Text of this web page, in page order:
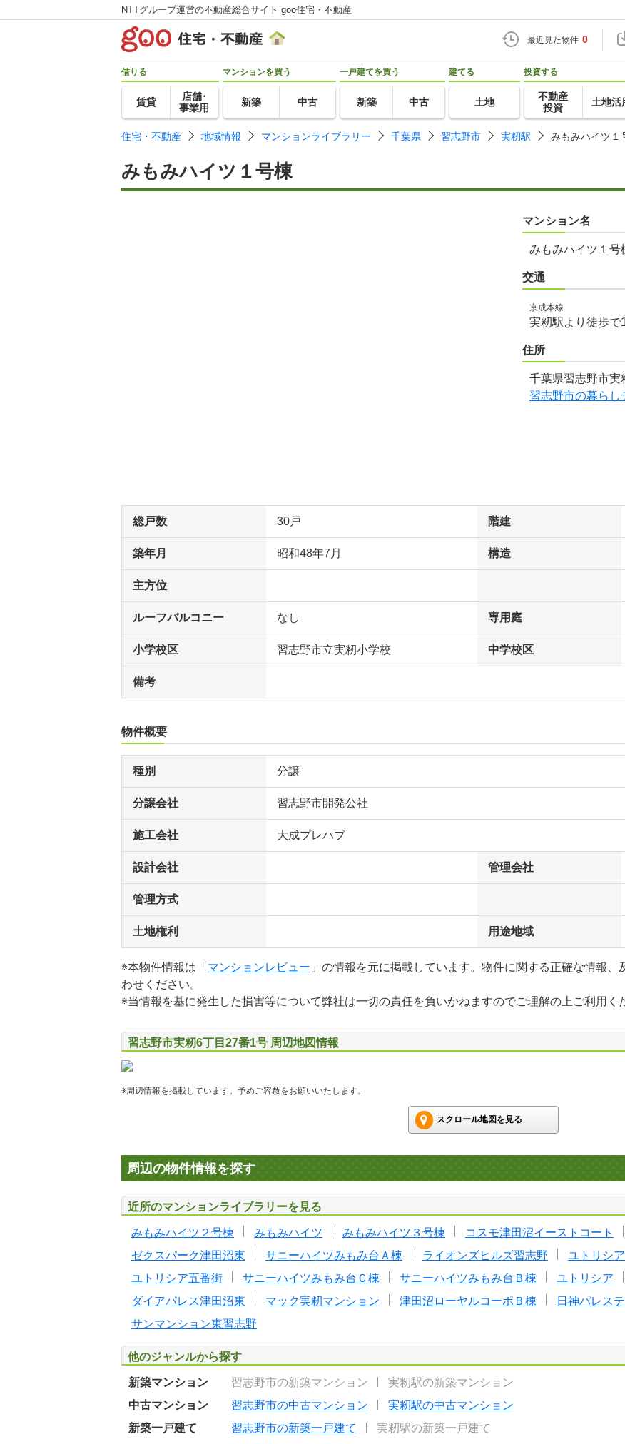
NTTグループ運営の不動産総合サイト goo住宅・不動産
最近見た物件 0
借りる
賃貸
店舗･
事業用
マンションを買う
新築 中古
一戸建てを買う
新築 中古
建てる
土地
投資する
不動産
投資
土地活
住宅・不動産 地域情報 マンションライブラリー 千葉県 習志野市 実籾駅 みもみハイツ１
みもみハイツ１号棟
マンション名
みもみハイツ１号
交通
京成本線
実籾駅より徒歩で
住所
千葉県習志野市実
習志野市の暮らし
総戸数 30戸 階建
築年月 昭和48年7月 構造
主方位
ルーフバルコニー なし 専用庭
小学校区 習志野市立実籾小学校 中学校区
備考
物件概要
種別 分譲
分譲会社 習志野市開発公社
施工会社 大成プレハブ
設計会社 管理会社
管理方式
土地権利 用途地域
※本物件情報は「 マンションレビュー 」の情報を元に掲載しています。物件に関する正確な情報
わせください。
※当情報を基に発生した損害等について弊社は一切の責任を負いかねますのでご理解の上ご利用く
習志野市実籾6丁目27番1号 周辺地図情報
※周辺情報を掲載しています。予めご容赦をお願いいたします。
スクロール地図を見る
周辺の物件情報を探す
近所のマンションライブラリーを見る
みもみハイツ２号棟 みもみハイツ みもみハイツ３号棟 コスモ津田沼イーストコート
ゼクスパーク津田沼東
サニーハイツみもみ台Ａ棟 ライオンズヒルズ習志野 ユトリシ
ユトリシア五番街
サニーハイツみもみ台Ｃ棟 サニーハイツみもみ台Ｂ棟 ユトリシア
ダイアパレス津田沼東
マック実籾マンション 津田沼ローヤルコーポＢ棟
日神パレス
サンマンション東習志野
他のジャンルから探す
新築マンション 習志野市の新築マンション
実籾駅の新築マンション
中古マンション
習志野市の中古マンション
実籾駅の中古マンション
新築一戸建て
習志野市の新築一戸建て
実籾駅の新築一戸建て